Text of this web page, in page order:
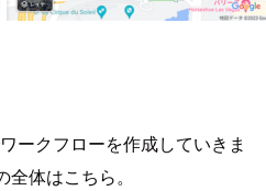
ークフローを作成していきま
体はこちら。